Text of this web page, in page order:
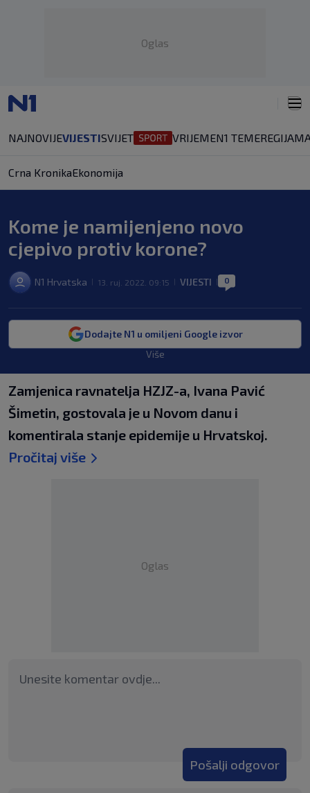
Oglas
NAJNOVIJEVIJESTISVIJET VRIJEMEN1 TEMEREGIJA
Crna KronikaEkonomija
Kome je namijenjeno novo
cjepivo protiv korone?
N1 Hrvatska 13. ruj. 2022. 09:15 VIJESTI 0
Dodajte N1 u omiljeni Google izvor
Više
Zamjenica ravnatelja HZJZ-a, Ivana Pavić
Šimetin, gostovala je u Novom danu i
komentirala stanje epidemije u Hrvatskoj.
Pročitaj više
Oglas
Pošalji odgovor